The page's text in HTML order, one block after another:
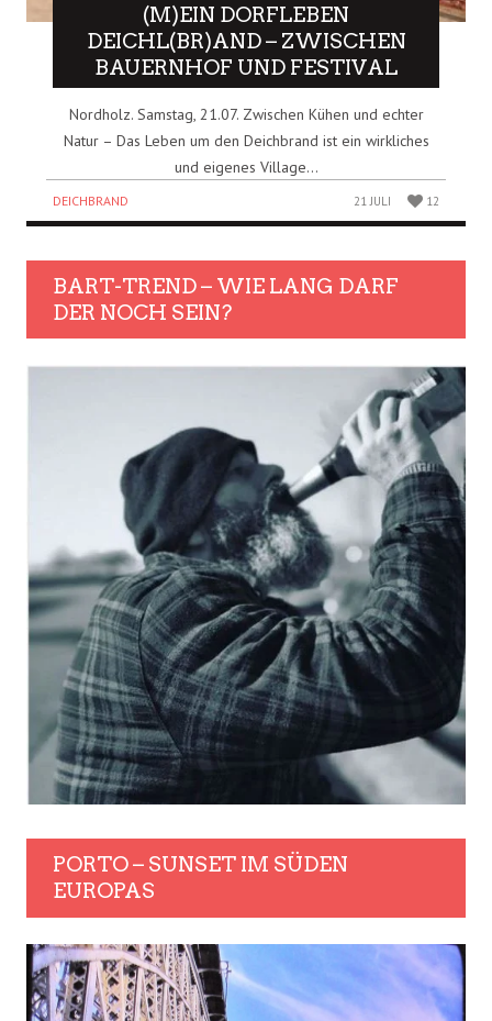
(M)EIN DORFLEBEN
DEICHL(BR)AND – ZWISCHEN
BAUERNHOF UND FESTIVAL
Nordholz. Samstag, 21.07. Zwischen Kühen und echter
Natur – Das Leben um den Deichbrand ist ein wirkliches
und eigenes Village...
DEICHBRAND 21 JULI 12
BART-TREND – WIE LANG DARF
DER NOCH SEIN?
PORTO – SUNSET IM SÜDEN
EUROPAS